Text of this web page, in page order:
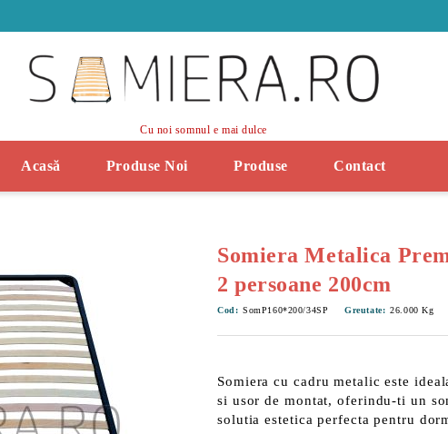
Cu noi somnul e mai dulce
Acasă Produse Noi Produse Contact
Somiera Metalica
2 persoane 200cm
Cod: SomP160*200/34SP Greutate: 26.000 Kg
Somiera cu cadru metalic este
si usor de montat, oferindu-ti un
solutia estetica perfecta pentru